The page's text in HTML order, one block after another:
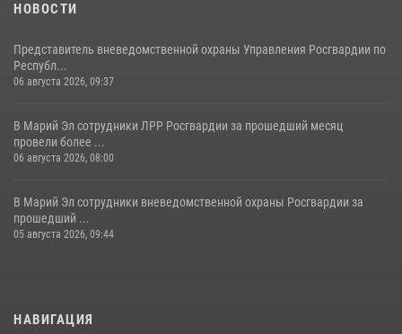
НОВОСТИ
Представитель вневедомственной охраны Управления Росгвардии по
Республ...
06 августа 2026, 09:37
В Марий Эл сотрудники ЛРР Росгвардии за прошедший месяц
провели более ...
06 августа 2026, 08:00
В Марий Эл сотрудники вневедомственной охраны Росгвардии за
прошедший ...
05 августа 2026, 09:44
НАВИГАЦИЯ